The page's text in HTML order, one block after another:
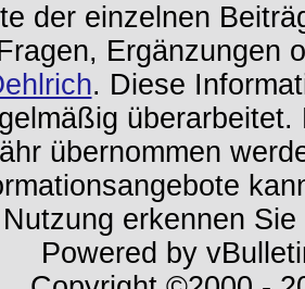
der einzelnen
Ergänzungen
. Diese
übernommen
erkennen
Powered by